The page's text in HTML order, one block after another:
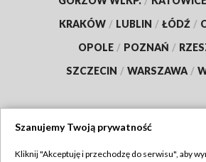
KRAKÓW / LUBLIN / ŁÓDŹ /
OPOLE / POZNAŃ /
SZCZECIN / WARSZAWA /
Szanujemy Twoją prywatność
Kliknij "Akceptuję i przechodzę do serwisu", aby